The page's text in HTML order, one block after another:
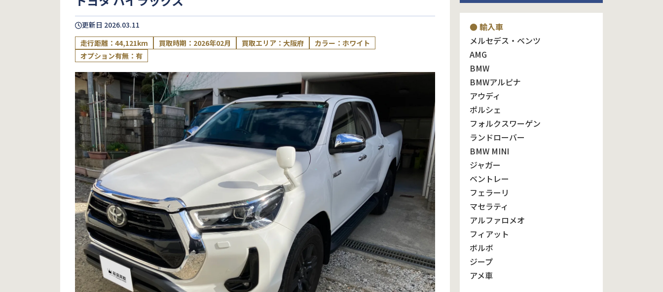
更新日 2026.03.11
走行距離：44,121km
買取時期：2026年02月 買取エリア：大阪府
カラー：ホワイト
オプション有無：有
● 輸入車
メルセデス・ベンツ
AMG
BMW
BMWアルピナ
アウディ
ポルシェ
フォルクスワーゲン
ランドローバー
BMW MINI
ジャガー
ベントレー
フェラーリ
マセラティ
アルファロメオ
フィアット
ボルボ
ジープ
アメ車